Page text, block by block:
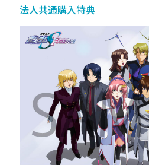
法人共通購入特典